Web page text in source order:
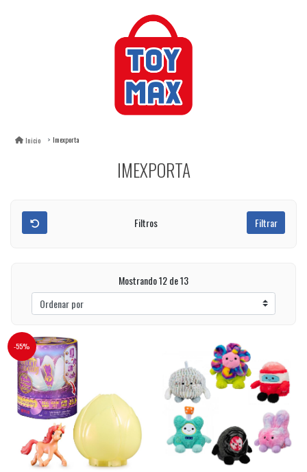
Inicio Imexporta
IMEXPORTA
Filtros Filtrar
Mostrando 12 de 13
-55%